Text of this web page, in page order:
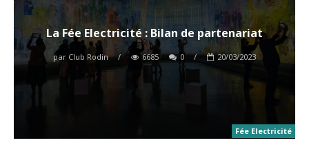
Fée Electricité
La Fée Electricité : Bilan de partenariat
par Club Rodin / 6685 0 / 20/03/2023